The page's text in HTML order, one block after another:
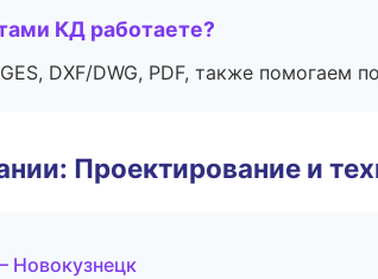
КД работаете?
DXF/DWG, PDF, также помогаем
Проектирование и
Новокузнецк